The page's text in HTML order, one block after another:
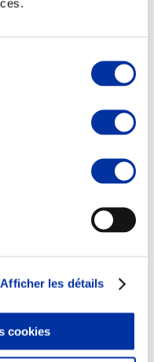
Afficher les détails
cookies